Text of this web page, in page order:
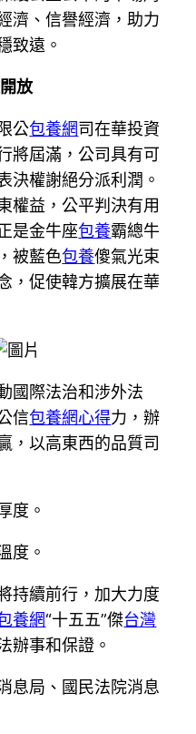
濟、信譽經濟，助力
致遠。
放
公包養網司在華投資
將屆滿，公司具有可
決權謝絕分派利潤。
權益，公平判決有用
是金牛座包養霸總牛
被藍色包養傻氣光束
，促使韓方擴展在華
國際法治和涉外法
信包養網心得力，辦
，以高東西的品質司
度。
度。
持續前行，加大力度
養網“十五五”傑台灣
辦事和保證。
息局、國民法院消息